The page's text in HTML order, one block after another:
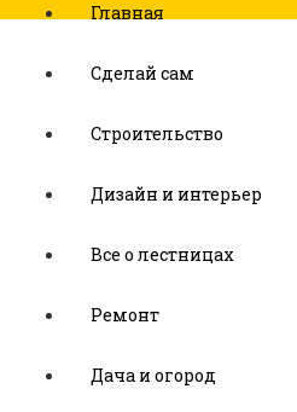
Главная
Сделай сам
Строительство
Дизайн и интерьер
Все о лестницах
Ремонт
Дача и огород